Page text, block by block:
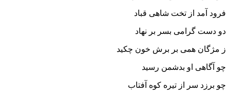
فرود آمد از تخت شاهى قباد
دو دست گرامى بسر بر نهاد
ز مژگان همى بر برش خون چکید
چو آگاهى او بدشمن رسید
چو برزد سر از تیره کوه آفتاب